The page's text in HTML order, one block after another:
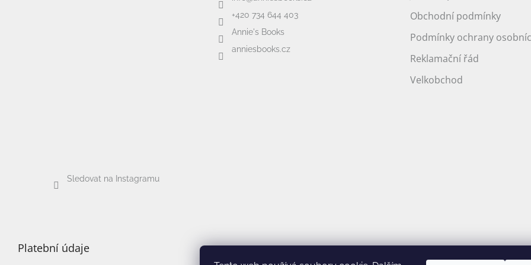
Sledovat na Instagramu
+420 734 644 403
Annie's Books
anniesbooks.cz
Obchodní podmínky
Podmínky ochrany
Reklamační řád
Velkobchod
Platební údaje